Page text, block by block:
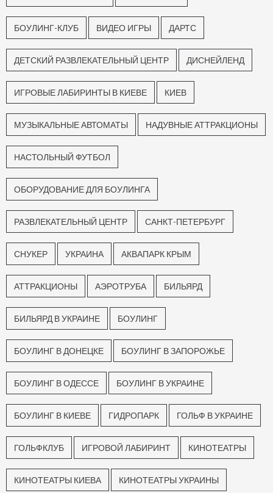
БОУЛИНГ-КЛУБ ВИДЕО ИГРЫ ДАРТС
ДЕТСКИЙ РАЗВЛЕКАТЕЛЬНЫЙ ЦЕНТР ДИСНЕЙЛЕНД
ИГРОВЫЕ ЛАБИРИНТЫ В КИЕВЕ КИЕВ
МУЗЫКАЛЬНЫЕ АВТОМАТЫ НАДУВНЫЕ АТТРАКЦИОНЫ
НАСТОЛЬНЫЙ ФУТБОЛ
ОБОРУДОВАНИЕ ДЛЯ БОУЛИНГА
РАЗВЛЕКАТЕЛЬНЫЙ ЦЕНТР САНКТ-ПЕТЕРБУРГ
СНУКЕР УКРАИНА АКВАПАРК КРЫМ
АТТРАКЦИОНЫ АЭРОТРУБА БИЛЬЯРД
БИЛЬЯРД В УКРАИНЕ БОУЛИНГ
БОУЛИНГ В ДОНЕЦКЕ БОУЛИНГ В ЗАПОРОЖЬЕ
БОУЛИНГ В ОДЕССЕ БОУЛИНГ В УКРАИНЕ
БОУЛИНГ В КИЕВЕ ГИДРОПАРК ГОЛЬФ В УКРАИНЕ
ГОЛЬФКЛУБ ИГРОВОЙ ЛАБИРИНТ КИНОТЕАТРЫ
КИНОТЕАТРЫ КИЕВА КИНОТЕАТРЫ УКРАИНЫ